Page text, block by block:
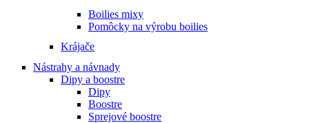
Boilies mixy
Pomôcky na výrobu boilies
Krájače
Nástrahy a návnady
Dipy a boostre
Dipy
Boostre
Sprejové boostre